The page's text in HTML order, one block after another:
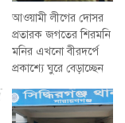
আওয়ামী লীগের দোসর
প্রতারক জগতের শিরমনি
মনির এখনো বীরদর্পে
প্রকাশ্যে ঘুরে বেড়াচ্ছেন